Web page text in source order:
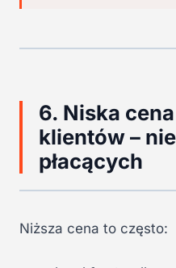
6. Niska
klientów –
płacących
Niższa cena to często: